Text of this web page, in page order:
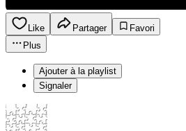
Like Partager
Favori
Plus
Ajouter à la playlist
Signaler